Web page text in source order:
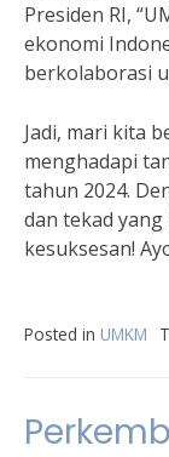
Presiden RI,
ekonomi
berkolaborasi
Jadi, mari kita
menghadapi
tahun 2024.
dan tekad
kesuksesan!
Posted in UMKM